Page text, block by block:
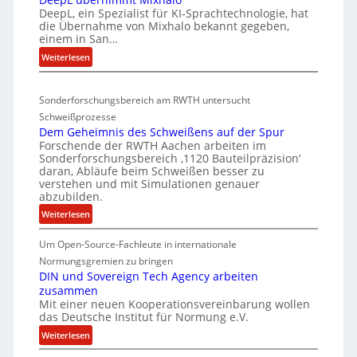
I
S
i
c
h
e
e
i
t
s
h
p
b
o
n
e
k
l
e
i
u
n
g
e
e
ff
-
M
a
r
i
G
l
e
n
z
w
i
d
A
e
a
V
i
e
DeepL, ein Spezialist für KI-Sprachtechnologie, hat
die Übernahme von Mixhalo bekannt gegeben,
einem in San…
Weiterlesen:
D
e
p
L
ü
b
e
r
n
i
t
M
i
x
h
a
Sonderforschungsbereich am RWTH untersucht
Schweißprozesse
Dem Geheimnis des Schweißens auf der Spur
Forschende der RWTH Aachen arbeiten im
Sonderforschungsbereich ‚1120 Bauteilpräzision‘
daran, Abläufe beim Schweißen besser zu
verstehen und mit Simulationen genauer
abzubilden.
Weiterlesen:
D
e
m
G
e
h
e
i
m
Um Open-Source-Fachleute in internationale
Normungsgremien zu bringen
DIN und Sovereign Tech Agency arbeiten
zusammen
Mit einer neuen Kooperationsvereinbarung wollen
das Deutsche Institut für Normung e.V.
Weiterlesen:
D